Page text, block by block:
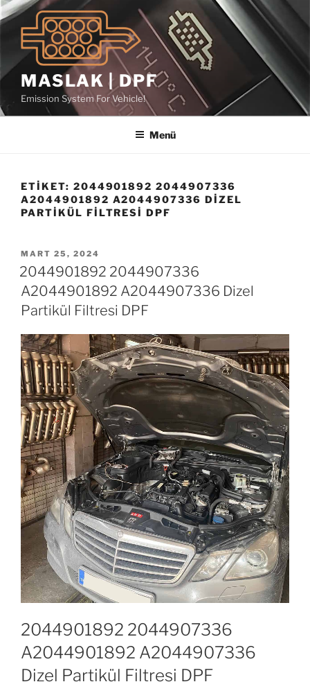
İçeriğe
geç
MASLAK | DPF
Emission System For Vehicle!
Menü
ETIKET: 2044901892 2044907336
A2044901892 A2044907336 DIZEL
PARTIKÜL FILTRESI DPF
YAYIM
TARIHI
MART 25, 2024
2044901892 2044907336
A2044901892 A2044907336 Dizel
Partikül Filtresi DPF
2044901892 2044907336
A2044901892 A2044907336
Dizel Partikül Filtresi DPF